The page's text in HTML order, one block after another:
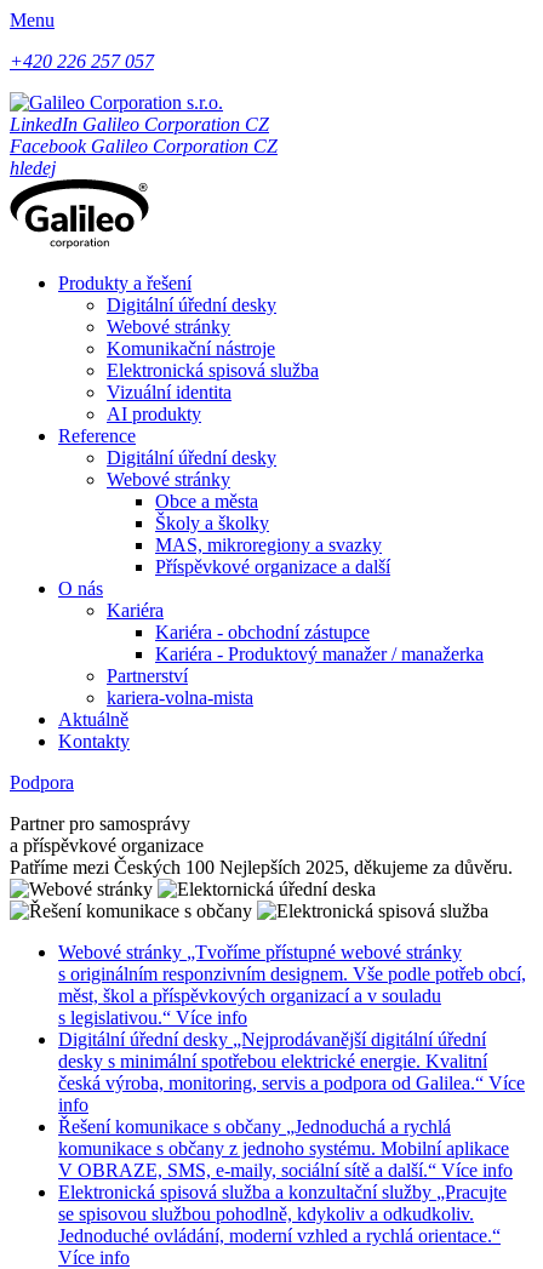
Menu
+420 226 257 057
LinkedIn Galileo Corporation CZ
Facebook Galileo Corporation CZ
hledej
Produkty a řešení
Digitální úřední desky
Webové stránky
Komunikační nástroje
Elektronická spisová služba
Vizuální identita
AI produkty
Reference
Digitální úřední desky
Webové stránky
Obce a města
Školy a školky
MAS, mikroregiony a svazky
Příspěvkové organizace a další
O nás
Kariéra
Kariéra - obchodní zástupce
Kariéra - Produktový manažer / manažerka
Partnerství
kariera-volna-mista
Aktuálně
Kontakty
Podpora
Partner pro samosprávy
a příspěvkové organizace
Patříme mezi Českých 100 Nejlepších 2025, děkujeme za důvěru.
Webové stránky „Tvoříme přístupné webové stránky
s originálním responzivním designem. Vše podle potřeb obcí,
měst, škol a příspěvkových organizací a v souladu
s legislativou.“ Více info
Digitální úřední desky „Nejprodávanější digitální úřední
desky s minimální spotřebou elektrické energie. Kvalitní
česká výroba, monitoring, servis a podpora od Galilea.“ Více
info
Řešení komunikace s občany „Jednoduchá a rychlá
komunikace s občany z jednoho systému. Mobilní aplikace
V OBRAZE, SMS, e-maily, sociální sítě a další.“ Více info
Elektronická spisová služba a konzultační služby „Pracujte
se spisovou službou pohodlně, kdykoliv a odkudkoliv.
Jednoduché ovládání, moderní vzhled a rychlá orientace.“
Více info